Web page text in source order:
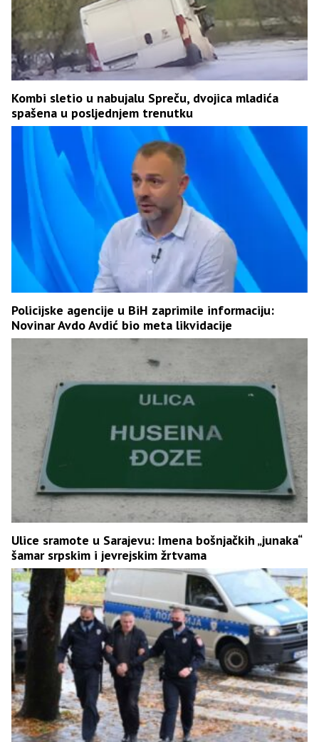
Kombi sletio u nabujalu Spreču, dvojica mladića
spašena u posljednjem trenutku
Policijske agencije u BiH zaprimile informaciju:
Novinar Avdo Avdić bio meta likvidacije
Ulice sramote u Sarajevu: Imena bošnjačkih „junaka“
šamar srpskim i jevrejskim žrtvama